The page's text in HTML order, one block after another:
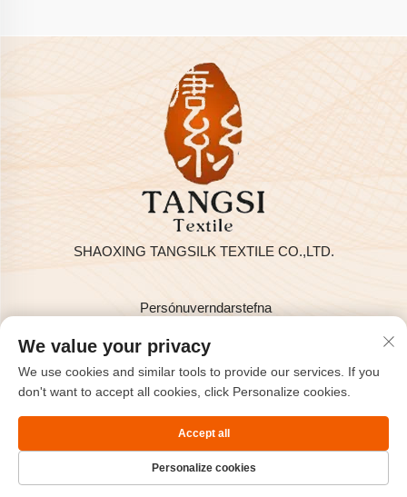
SHAOXING TANGSILK TEXTILE CO.,LTD.
Persónuverndarstefna
Höfundarréttur © 2025 hjá SHAOXING TANGSILK TEXTILE
CO.,LTD
Hafðu samband
Address: Rm801, 8H, Haizhou alþjóða, Keqiao, Shaoxing,
Zhejiang, Kína.
Sími:+86-575-85563399
We value your privacy
We use cookies and similar tools to provide our services. If you
don't want to accept all cookies, click Personalize cookies.
Personalize cookies
Accept all